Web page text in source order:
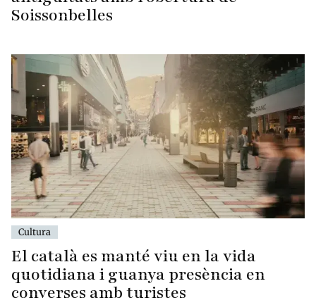
Soissonbelles
Cultura
El català es manté viu en la vida
quotidiana i guanya presència en
converses amb turistes